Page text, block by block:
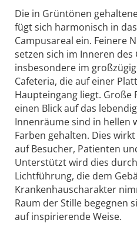
Die in Grüntönen
fügt sich harmonisch in
Campusareal ein. Feinere
setzen sich im Inneren des
insbesondere im
Cafeteria, die auf einer
Haupteingang liegt.
einen Blick auf das
Innenräume sind in hellen
Farben gehalten. Dies
auf Besucher, Patienten
Unterstützt wird dies
Lichtführung, die dem
Krankenhauscharakter
Raum der Stille begegnen
auf inspirierende Weise.